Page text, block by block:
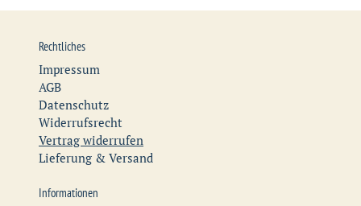
Rechtliches
Impressum
AGB
Datenschutz
Widerrufsrecht
Vertrag widerrufen
Lieferung & Versand
Informationen